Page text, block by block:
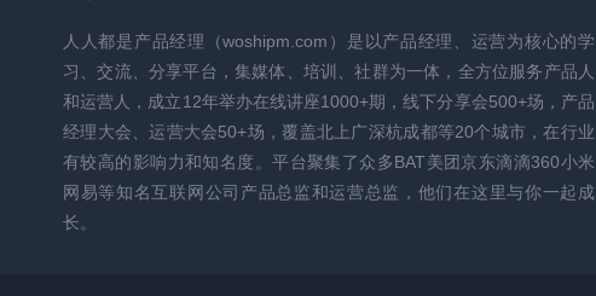
人人都是产品经理（woshipm.com）是以产品经理、运营为核心的学
习、交流、分享平台，集媒体、培训、社群为一体，全方位服务产品人
和运营人，成立12年举办在线讲座1000+期，线下分享会500+场，产品
经理大会、运营大会50+场，覆盖北上广深杭成都等20个城市，在行业
有较高的影响力和知名度。平台聚集了众多BAT美团京东滴滴360小米
网易等知名互联网公司产品总监和运营总监，他们在这里与你一起成
长。